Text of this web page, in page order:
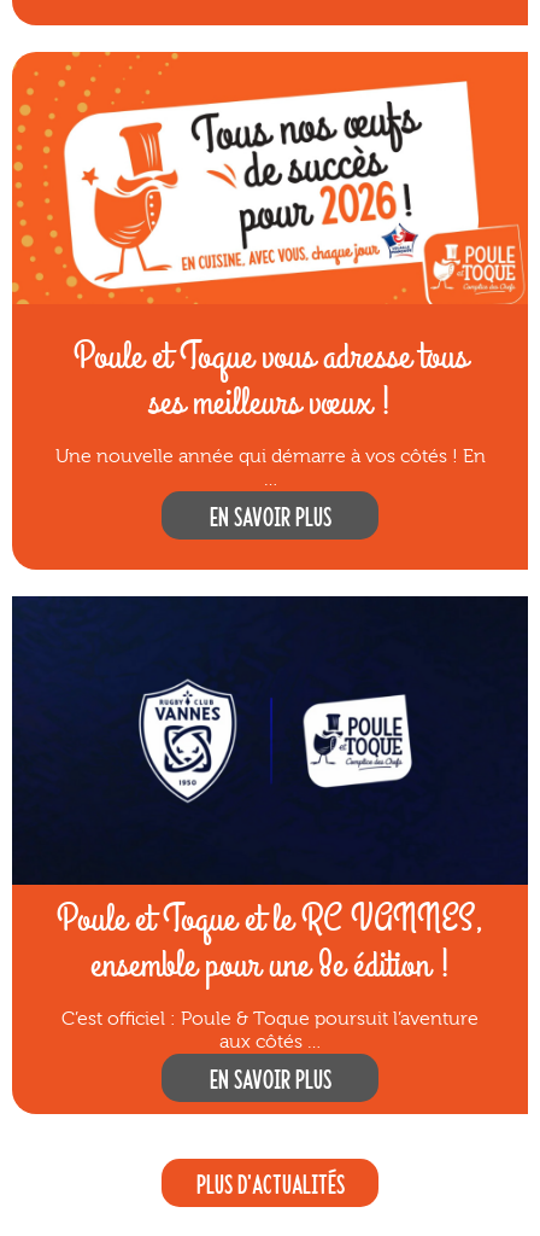
Poule et Toque vous adresse tous
ses meilleurs vœux !
Une nouvelle année qui démarre à vos côtés ! En
…
En savoir plus
Poule et Toque et le RC VANNES,
ensemble pour une 8e édition !
C’est officiel : Poule & Toque poursuit l’aventure
aux côtés …
En savoir plus
Plus d'actualités